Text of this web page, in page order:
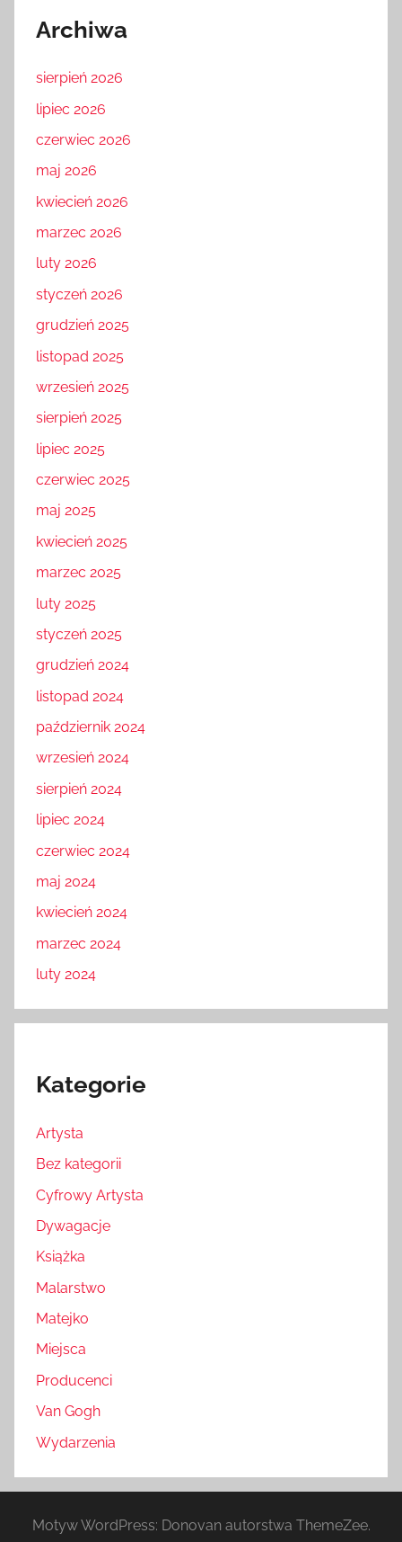
Archiwa
sierpień 2026
lipiec 2026
czerwiec 2026
maj 2026
kwiecień 2026
marzec 2026
luty 2026
styczeń 2026
grudzień 2025
listopad 2025
wrzesień 2025
sierpień 2025
lipiec 2025
czerwiec 2025
maj 2025
kwiecień 2025
marzec 2025
luty 2025
styczeń 2025
grudzień 2024
listopad 2024
październik 2024
wrzesień 2024
sierpień 2024
lipiec 2024
czerwiec 2024
maj 2024
kwiecień 2024
marzec 2024
luty 2024
Kategorie
Artysta
Bez kategorii
Cyfrowy Artysta
Dywagacje
Książka
Malarstwo
Matejko
Miejsca
Producenci
Van Gogh
Wydarzenia
Motyw WordPress: Donovan autorstwa ThemeZee.